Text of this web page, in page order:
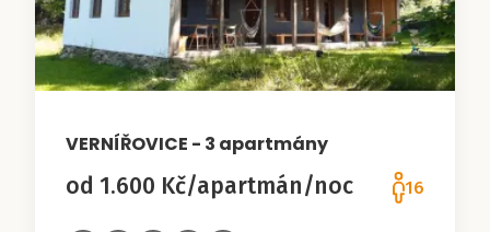
VERNÍŘOVICE - 3 apartmány
od 1.600 Kč/apartmán/noc 16